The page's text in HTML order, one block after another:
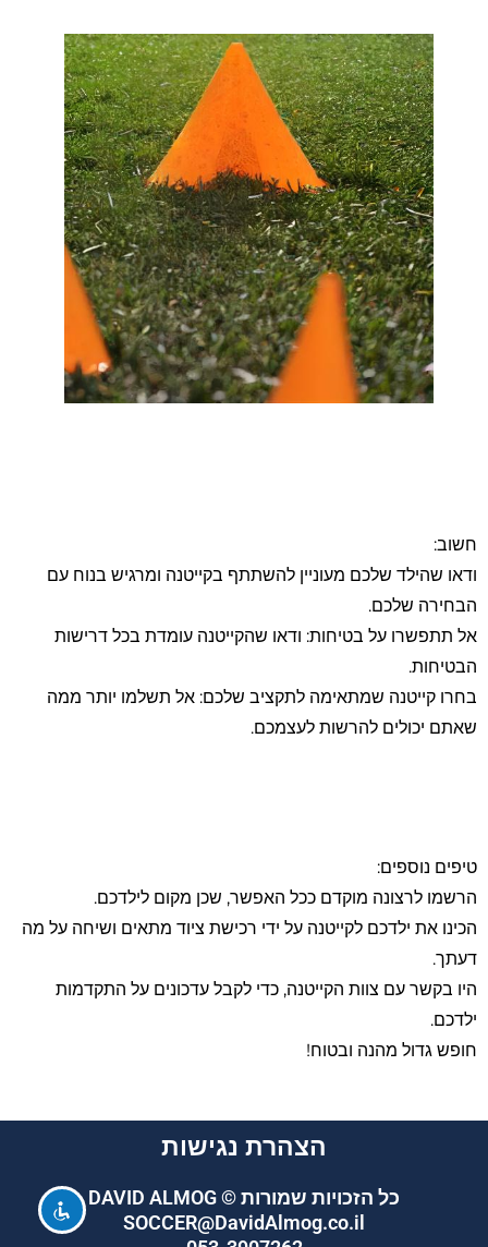
חשוב:
ודאו שהילד שלכם מעוניין להשתתף בקייטנה ומרגיש בנוח עם
הבחירה שלכם.
אל תתפשרו על בטיחות: ודאו שהקייטנה עומדת בכל דרישות
הבטיחות.
בחרו קייטנה שמתאימה לתקציב שלכם: אל תשלמו יותר ממה
שאתם יכולים להרשות לעצמכם.
טיפים נוספים:
הרשמו לרצונה מוקדם ככל האפשר, שכן מקום לילדכם.
הכינו את ילדכם לקייטנה על ידי רכישת ציוד מתאים ושיחה על מה
דעתך.
היו בקשר עם צוות הקייטנה, כדי לקבל עדכונים על התקדמות
ילדכם.
חופש גדול מהנה ובטוח!
הצהרת נגישות
כל הזכויות שמורות © DAVID ALMOG
SOCCER@DavidAlmog.co.il